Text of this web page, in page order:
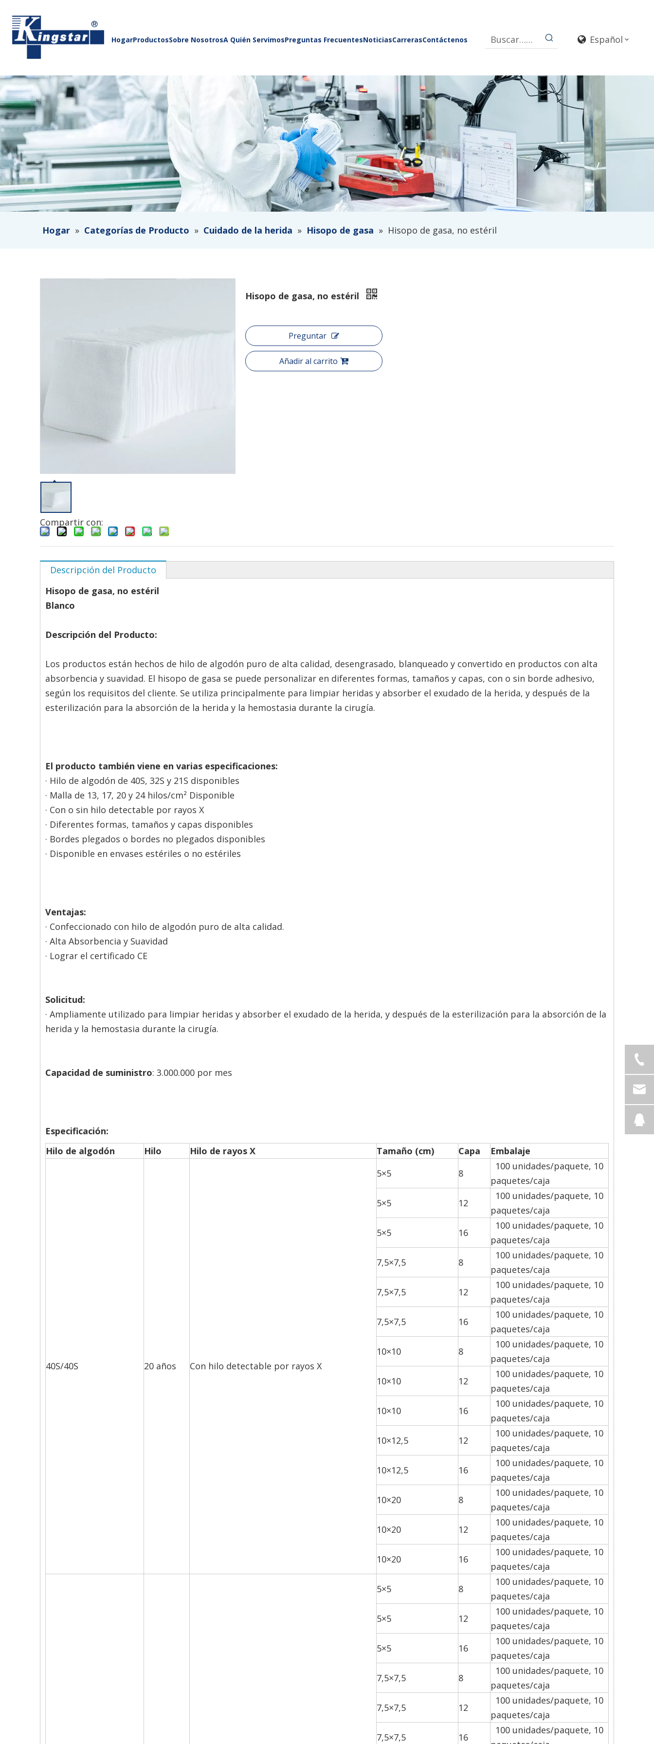
HogarProductosSobre NosotrosA Quién ServimosPreguntas FrecuentesNoticiasCarrerasContáctenos Español
Hogar » Categorías de Producto » Cuidado de la herida » Hisopo de gasa » Hisopo de gasa, no estéril
Compartir con:
Hisopo de gasa, no estéril
Preguntar
Añadir al carrito
Descripción del Producto
Hisopo de gasa, no estéril
Blanco
Descripción del Producto:
Los productos están hechos de hilo de algodón puro de alta calidad, desengrasado, blanqueado y convertido en productos con alta
absorbencia y suavidad. El hisopo de gasa se puede personalizar en diferentes formas, tamaños y capas, con o sin borde adhesivo,
según los requisitos del cliente. Se utiliza principalmente para limpiar heridas y absorber el exudado de la herida, y después de la
esterilización para la absorción de la herida y la hemostasia durante la cirugía.
El producto también viene en varias especificaciones:
· Hilo de algodón de 40S, 32S y 21S disponibles
· Malla de 13, 17, 20 y 24 hilos/cm² Disponible
· Con o sin hilo detectable por rayos X
· Diferentes formas, tamaños y capas disponibles
· Bordes plegados o bordes no plegados disponibles
· Disponible en envases estériles o no estériles
Ventajas:
· Confeccionado con hilo de algodón puro de alta calidad.
· Alta Absorbencia y Suavidad
· Lograr el certificado CE
Solicitud:
· Ampliamente utilizado para limpiar heridas y absorber el exudado de la herida, y después de la esterilización para la absorción de la
herida y la hemostasia durante la cirugía.
Capacidad de suministro: 3.000.000 por mes
Especificación:
Hilo de algodón
Hilo Hilo de rayos X Tamaño (cm) Capa Embalaje
40S/40S 20 años Con hilo detectable por rayos X
5×5 8
100 unidades/paquete, 10
paquetes/caja
5×5
12
100 unidades/paquete, 10
paquetes/caja
5×5
16
100 unidades/paquete, 10
paquetes/caja
7,5×7,5
8
100 unidades/paquete, 10
paquetes/caja
7,5×7,5
12
100 unidades/paquete, 10
paquetes/caja
7,5×7,5
16
100 unidades/paquete, 10
paquetes/caja
10×10
8
100 unidades/paquete, 10
paquetes/caja
10×10
12
100 unidades/paquete, 10
paquetes/caja
10×10
16
100 unidades/paquete, 10
paquetes/caja
10×12,5
12
100 unidades/paquete, 10
paquetes/caja
10×12,5
16
100 unidades/paquete, 10
paquetes/caja
10×20
8
100 unidades/paquete, 10
paquetes/caja
10×20
12
100 unidades/paquete, 10
paquetes/caja
10×20
16
100 unidades/paquete, 10
paquetes/caja
5×5
8
100 unidades/paquete, 10
paquetes/caja
5×5
12
100 unidades/paquete, 10
paquetes/caja
5×5
16
100 unidades/paquete, 10
paquetes/caja
7,5×7,5
8
100 unidades/paquete, 10
paquetes/caja
7,5×7,5
12
100 unidades/paquete, 10
paquetes/caja
7,5×7,5
16
100 unidades/paquete, 10